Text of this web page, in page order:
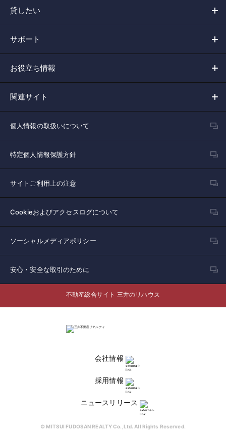
貸したい
サポート
お役立ち情報
関連サイト
個人情報の取扱いについて
特定個人情報保護方針
サイトご利用上の注意
Cookieおよびアクセスログについて
ソーシャルメディアポリシー
安心・安全な取引のために
不動産総合サイト 三井のリハウス
会社情報
採用情報
ニュースリリース
© MITSUI FUDOSAN REALTY Co.,Ltd. All Rights Reserved.